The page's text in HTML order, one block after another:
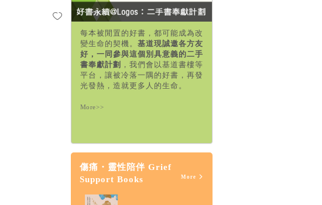
每本被閒置的好書，都可能成為改
變生命的契機。 基道現誠邀各方友
好，一同參與這個別具意義的二手
書奉獻計劃 ，我們會以基道書樓等
平台，讓被冷落一隅的好書，再發
光發熱，造就更多人的生命。
More>>
傷痛・靈性陪伴 Grief
Support Books
More